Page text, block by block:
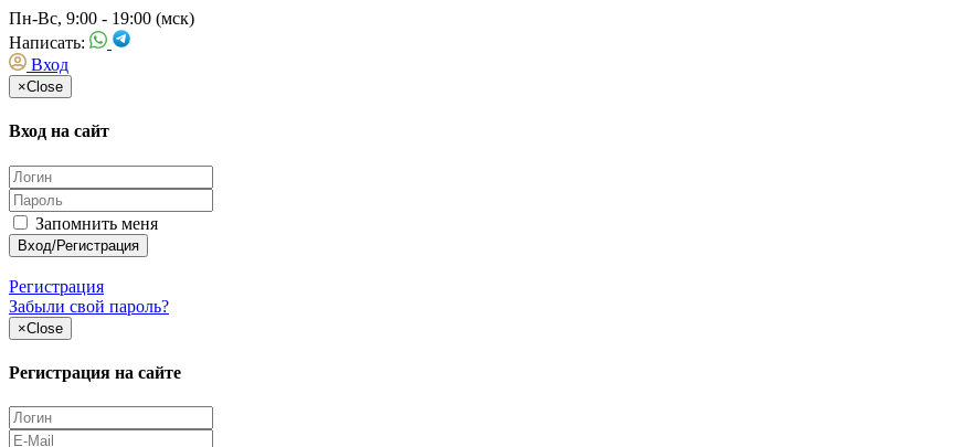
Пн-Вс, 9:00 - 19:00 (мск)
Написать:
Вход
×Close
Вход на сайт
Запомнить меня
Регистрация
Забыли свой пароль?
×Close
Регистрация на сайте